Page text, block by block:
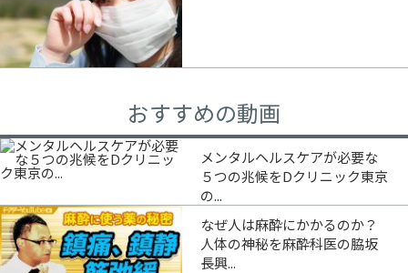
おすすめの動画
メンタルヘルスケアが必要な
５つの兆候をDクリニック東京
の...
なぜ人は麻酔にかかるのか？
人体の神秘を麻酔科医の脇坂
長興...